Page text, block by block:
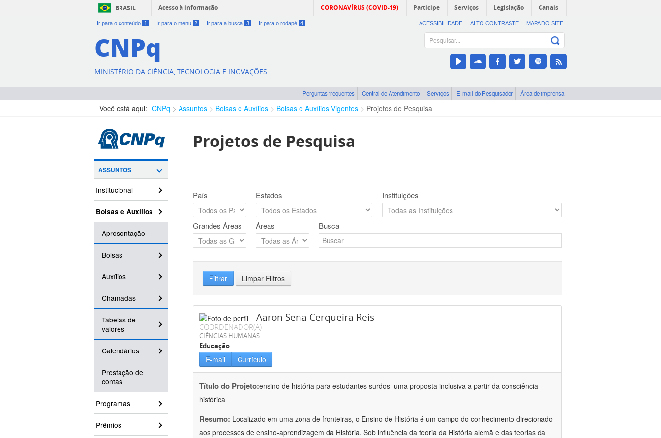
BRASIL Acesso à informação CORONAVÍRUS (COVID-19) Participe Serviços Legislação Canais
Ir para o conteúdo 1 Ir para o menu 2 Ir para a busca 3 Ir para o rodapé 4 ACESSIBILIDADE ALTO CONTRASTE MAPA DO SITE
CNPq
MINISTÉRIO DA CIÊNCIA, TECNOLOGIA E INOVAÇÕES
Perguntas frequentes Central de Atendimento Serviços E-mail do Pesquisador Área de imprensa
Você está aqui: CNPq Assuntos Bolsas e Auxílios Bolsas e Auxílios Vigentes Projetos de Pesquisa
ASSUNTOS
Institucional
Bolsas e Auxílios
Apresentação
Bolsas
Auxílios
Chamadas
Tabelas de
valores
Calendários
Prestação de
contas
Programas
Prêmios
Projetos de Pesquisa
País Estados Instituições
Grandes Áreas Áreas Busca
Filtrar Limpar Filtros
Aaron Sena Cerqueira Reis
COORDENADOR(A)
CIÊNCIAS HUMANAS
Educação
E-mail Currículo
Título do Projeto:ensino de história para estudantes surdos: uma proposta inclusiva a partir da consciência
histórica
Resumo: Localizado em uma zona de fronteiras, o Ensino de História é um campo do conhecimento direcionado
aos processos de ensino-aprendizagem da História. Sob influência da teoria da História alemã e das teorias da